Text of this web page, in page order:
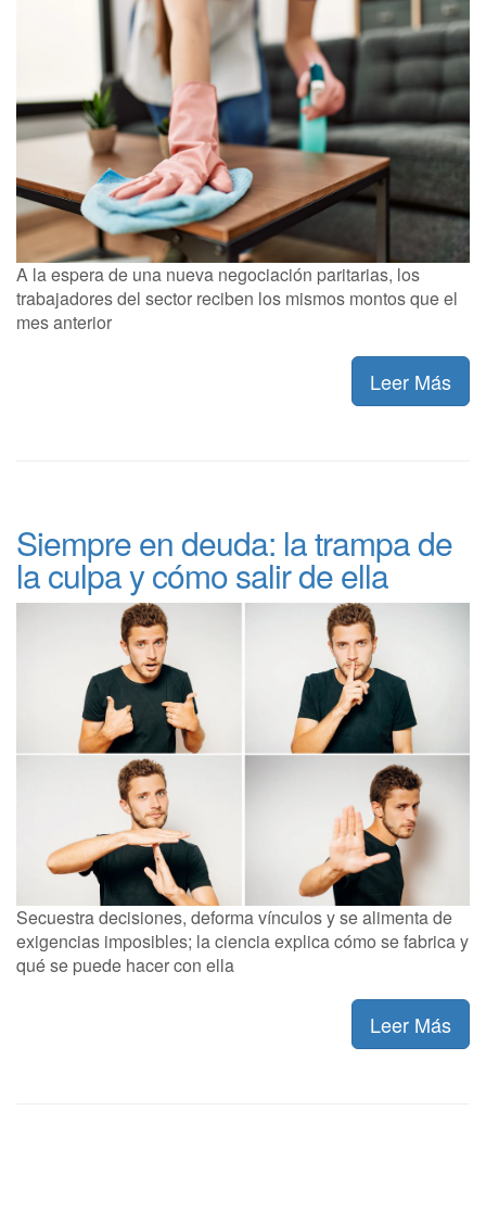
A la espera de una nueva negociación paritarias, los
trabajadores del sector reciben los mismos montos que el
mes anterior
Leer Más
Siempre en deuda: la trampa de
la culpa y cómo salir de ella
Secuestra decisiones, deforma vínculos y se alimenta de
exigencias imposibles; la ciencia explica cómo se fabrica y
qué se puede hacer con ella
Leer Más